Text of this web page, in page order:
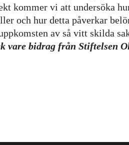
kommer vi att undersöka
och hur detta påverkar
av så vitt skilda
vare bidrag från Stiftelsen